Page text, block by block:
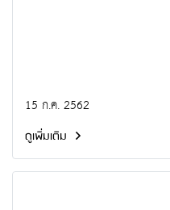
15 ก.ค. 2562
ดูเพิ่มเติม